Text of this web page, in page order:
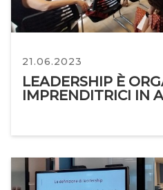
21.06.2023
LEADERSHIP È
IMPRENDITRICI IN